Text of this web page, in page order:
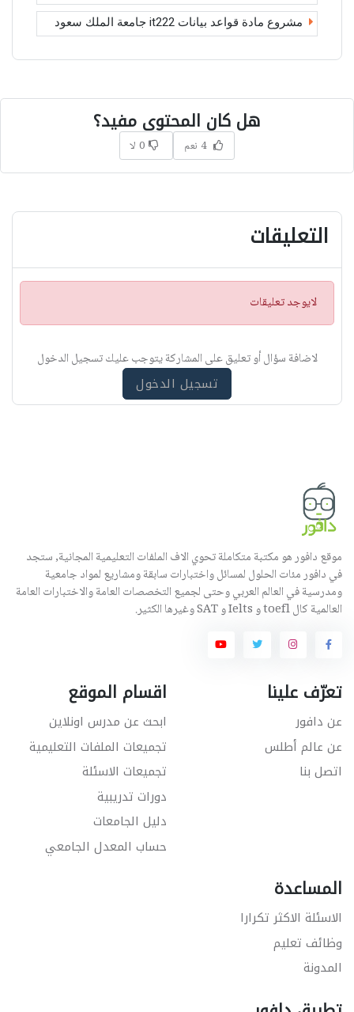
مشروع مادة قواعد بيانات it222 جامعة الملك سعود
هل كان المحتوى مفيد؟
4 نعم 0 لا
التعليقات
ت
ن
ي
لايوجد تعليقات
لاضافة سؤال أو تعليق على المشاركة يتوجب عليك تسجيل الدخول
تسجيل الدخول
موقع دافور هو مكتبة متكاملة تحوي الاف الملفات التعليمية المجانية, ستجد
في دافور مئات الحلول لمسائل واختبارات سابقة ومشاريع لمواد جامعية
ومدرسية في العالم العربي وحتى لجميع التخصصات العامة والاختبارات العامة
العالمية كال toefl و Ielts و SAT وغيرها الكثير.
تعرّف علينا
عن دافور
عن عالم أطلس
اتصل بنا
اقسام الموقع
ابحث عن مدرس اونلاين
تجميعات الملفات التعليمية
تجميعات الاسئلة
دورات تدريبية
دليل الجامعات
حساب المعدل الجامعي
المساعدة
الاسئلة الاكثر تكرارا
وظائف تعليم
المدونة